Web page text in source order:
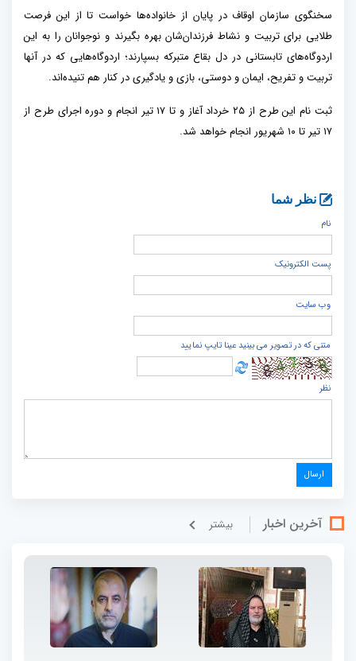
سخنگوی سازمان اوقاف در پایان از خانواده‌ها خواست تا از این فرصت
طلایی برای تربیت و نشاط فرزندان‌شان بهره بگیرند و نوجوانان را به این
اردوگاه‌های تابستانی در دل بقاع متبرکه بسپارند؛ اردوگاه‌هایی که در آنها
تربیت و تفریح، ایمان و دوستی، بازی و یادگیری در کنار هم تنیده‌اند.
ثبت نام این طرح از ۲۵ خرداد آغاز و تا ۱۷ تیر انجام و دوره اجرای طرح از
۱۷ تیر تا ۱۰ شهریور انجام خواهد شد.
نظر شما
نام
پست الكترونيک
وب سایت
متنی که در تصویر می بینید عینا تایپ نمایید
نظر
آخرین اخبار بيشتر